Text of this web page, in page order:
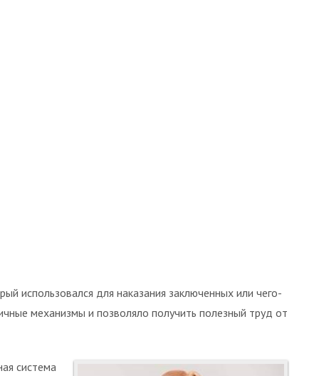
использовался для наказания заключенных или чего-
механизмы и позволяло получить полезный труд от
система